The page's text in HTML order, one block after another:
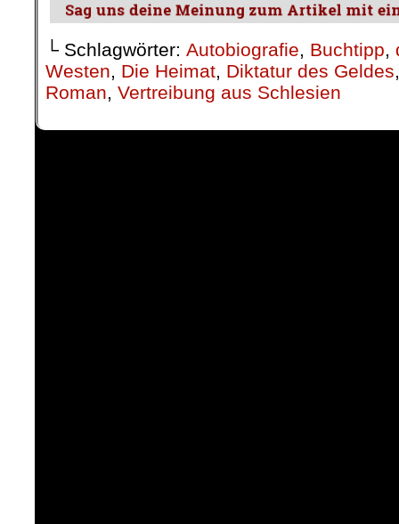
└ Schlagwörter: Autobiografie, Buchtipp,
Westen, Die Heimat, Diktatur des Geldes
Roman, Vertreibung aus Schlesien